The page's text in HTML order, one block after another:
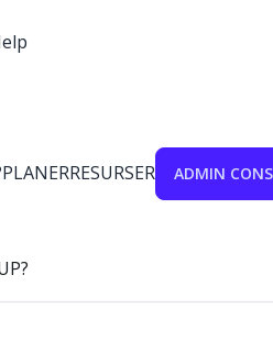
PLANERRESURSER ADMIN